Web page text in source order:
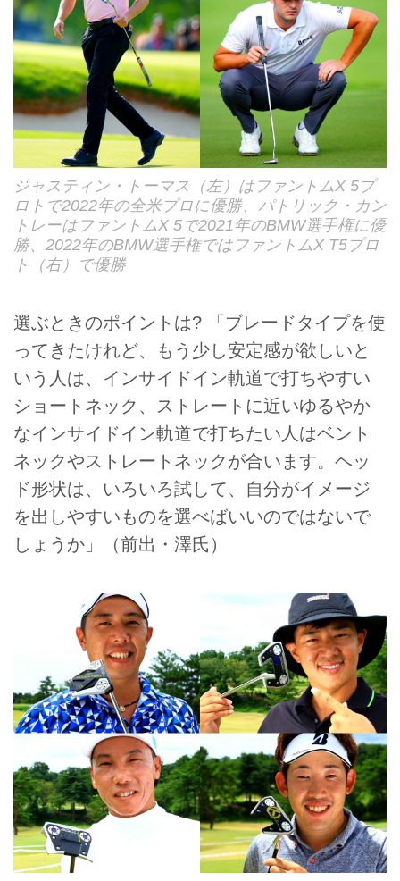
ジャスティン・トーマス（左）はファントムX 5プ
ロトで2022年の全米プロに優勝、パトリック・カン
トレーはファントムX 5で2021年のBMW選手権に優
勝、2022年のBMW選手権ではファントムX T5プロ
ト（右）で優勝
選ぶときのポイントは? 「ブレードタイプを使
ってきたけれど、もう少し安定感が欲しいと
いう人は、インサイドイン軌道で打ちやすい
ショートネック、ストレートに近いゆるやか
なインサイドイン軌道で打ちたい人はベント
ネックやストレートネックが合います。ヘッ
ド形状は、いろいろ試して、自分がイメージ
を出しやすいものを選べばいいのではないで
しょうか」（前出・澤氏）